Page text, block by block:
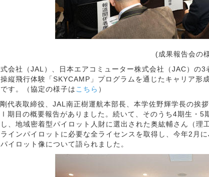
(成果報告会の
会社（JAL）、日本エアコミューター株式会社（JAC）の
縦飛行体験「SKYCAMP」プログラムを通じたキャリア
す。（協定の様子は こちら ）
代表取締役、JAL南正樹運航本部長、本学佐野輝学長の挨
期目の概要報告がありました。続いて、そのうち4期生・5
、地域密着型パイロット人財に選出された奥紘輔さん（
インパイロットに必要な全ライセンスを取得し、今年2月
イロット像について語られました。